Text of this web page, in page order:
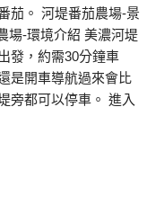
茄。 河堤番茄農場-景
場-環境介紹 美濃河堤
發，約需30分鐘車
是開車導航過來會比
旁都可以停車。 進入